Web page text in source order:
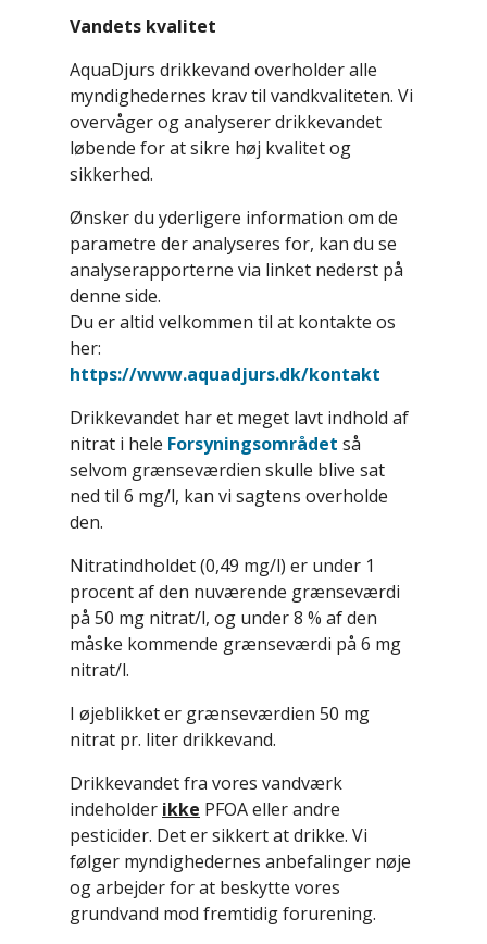
Vandets kvalitet
AquaDjurs drikkevand overholder alle
myndighedernes krav til vandkvaliteten. Vi
overvåger og analyserer drikkevandet
løbende for at sikre høj kvalitet og
sikkerhed.
Ønsker du yderligere information om de
parametre der analyseres for, kan du se
analyserapporterne via linket nederst på
denne side.
Du er altid velkommen til at kontakte os
her:
https://www.aquadjurs.dk/kontakt
Drikkevandet har et meget lavt indhold af
nitrat i hele Forsyningsområdet så
selvom grænseværdien skulle blive sat
ned til 6 mg/l, kan vi sagtens overholde
den.
Nitratindholdet (0,49 mg/l) er under 1
procent af den nuværende grænseværdi
på 50 mg nitrat/l, og under 8 % af den
måske kommende grænseværdi på 6 mg
nitrat/l.
I øjeblikket er grænseværdien 50 mg
nitrat pr. liter drikkevand.
Drikkevandet fra vores vandværk
indeholder ikke PFOA eller andre
pesticider. Det er sikkert at drikke. Vi
følger myndighedernes anbefalinger nøje
og arbejder for at beskytte vores
grundvand mod fremtidig forurening.